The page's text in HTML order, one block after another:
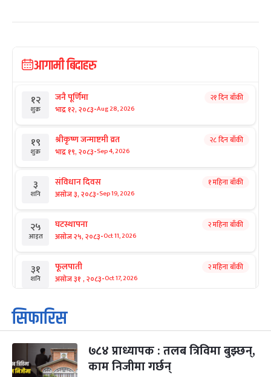
आगामी बिदाहरु
१२
शुक्र
जनै पूर्णिमा
भाद्र १२, २०८३-Aug 28, 2026
२१ दिन बाँकी
१९
शुक्र
श्रीकृष्ण जन्माष्टमी व्रत
भाद्र १९, २०८३-Sep 4, 2026
२८ दिन बाँकी
३
शनि
संविधान दिवस
असोज ३, २०८३-Sep 19, 2026
१ महिना बाँकी
२५
आइत
घटस्थापना
असोज २५, २०८३-Oct 11, 2026
२ महिना बाँकी
३१
शनि
फूलपाती
असोज ३१ , २०८३-Oct 17, 2026
२ महिना बाँकी
१
आइत
कार्तिक सङ्क्रान्ति
कार्तिक १, २०८३
३
मंगल
महानवमी
कार्तिक ३, २०८३-Oct 20, 2026
२ महिना बाँकी
सिफारिस
७८४ प्राध्यापक : तलब त्रिविमा बुझ्छन्,
काम निजीमा गर्छन्